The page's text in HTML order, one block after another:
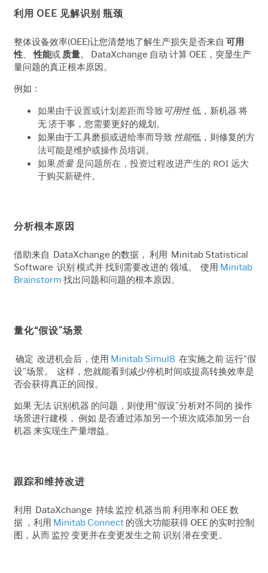
利用 OEE 见解识别 瓶颈
整体设备效率(OEE)让您清楚地了解生产损失是否来自 可用
性 、性能或 质量。 DataXchange 自动 计算 OEE，突显生产
量问题的真正根本原因。
例如：
如果由于设置或计划差距而导致可用性低，新机器 将
无 济于事，您需要更好的规划。
如果由于工具磨损或进给率而导致 性能低，则修复的方
法可能是维护或操作员培训。
如果质量是问题所在，投资过程改进产生的 ROI 远大
于购买新硬件。
分析根本原因
借助来自 DataXchange 的数据， 利用 Minitab Statistical
Software 识别 模式并 找到需要改进的 领域。 使用 Minitab
Brainstorm 找出问题和问题的根本原因。
量化“假设”场景
确定 改进机会后，使用 Minitab Simul8 在实施之前 运行“假
设”场景。 这样，您就能看到减少停机时间或提高转换效率是
否会获得真正的回报。
如果 无法 识别机器 的问题，则使用“假设”分析对不同的 操作
场景进行建模， 例如 是否通过添加另一个班次或添加另一台
机器 来实现生产量增益。
跟踪和维持改进
利用 DataXchange 持续 监控 机器当前 利用率和 OEE 数
据 ，利用 Minitab Connect 的强大功能获得 OEE 的实时控制
图，从而 监控 变更并在变更发生之前 识别 潜在变更。